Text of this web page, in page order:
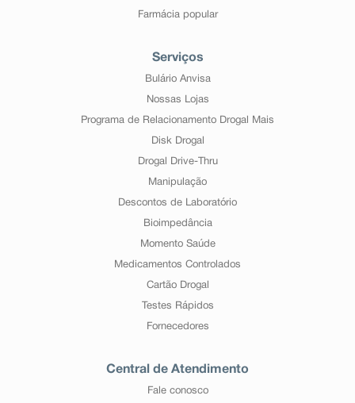
Farmácia popular
Serviços
Bulário Anvisa
Nossas Lojas
Programa de Relacionamento Drogal Mais
Disk Drogal
Drogal Drive-Thru
Manipulação
Descontos de Laboratório
Bioimpedância
Momento Saúde
Medicamentos Controlados
Cartão Drogal
Testes Rápidos
Fornecedores
Central de Atendimento
Fale conosco